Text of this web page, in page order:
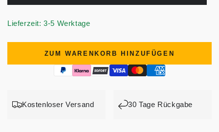
Lieferzeit: 3-5 Werktage
ZUM WARENKORB HINZUFÜGEN
Kostenloser Versand 30 Tage Rückgabe